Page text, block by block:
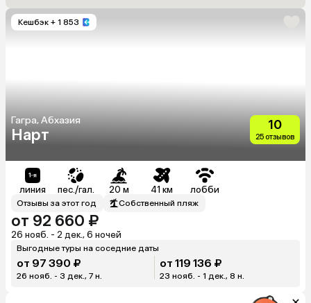
Кешбэк + 1 853
Гагра, Абхазия
Нарт
10
25 отзывов
линия пес./гал. 20 м 41 км лобби
Отзывы за этот год Собственный пляж
от 92 660 ₽
26 нояб. - 2 дек., 6 ночей
Выгодные туры на соседние даты
от 97 390 ₽
26 нояб. - 3 дек., 7 н.
от 119 136 ₽
23 нояб. - 1 дек., 8 н.